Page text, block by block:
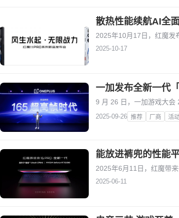
散热性能续航AI全
2025年10月17日，红魔
2025-10-17
一加发布全新一代
9 月 26 日，一加游戏大会
2025-09-26 推荐 厂商 活
能放进裤兜的性能
2025年6月11日，红魔带
2025-06-11